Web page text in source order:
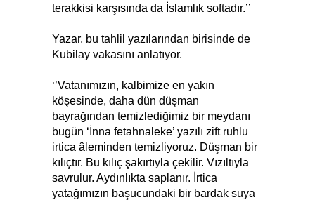
terakkisi karşısında da İslamlık softadır.’’
Yazar, bu tahlil yazılarından birisinde de
Kubilay vakasını anlatıyor.
‘’Vatanımızın, kalbimize en yakın
köşesinde, daha dün düşman
bayrağından temizlediğimiz bir meydanı
bugün ‘İnna fetahnaleke’ yazılı zift ruhlu
irtica âleminden temizliyoruz. Düşman bir
kılıçtır. Bu kılıç şakırtıyla çekilir. Vızıltıyla
savrulur. Aydınlıkta saplanır. İrtica
yatağımızın başucundaki bir bardak suya